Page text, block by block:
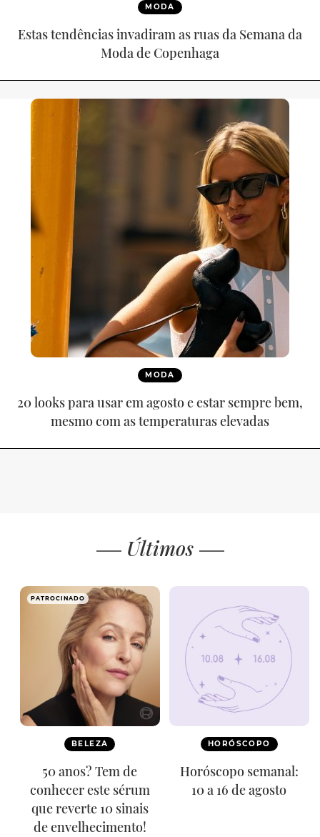
MODA
Estas tendências invadiram as ruas da Semana da
Moda de Copenhaga
MODA
20 looks para usar em agosto e estar sempre bem,
mesmo com as temperaturas elevadas
Últimos
PATROCINADO
BELEZA
50 anos? Tem de
conhecer este sérum
que reverte 10 sinais
de envelhecimento!
HORÓSCOPO
Horóscopo semanal:
10 a 16 de agosto